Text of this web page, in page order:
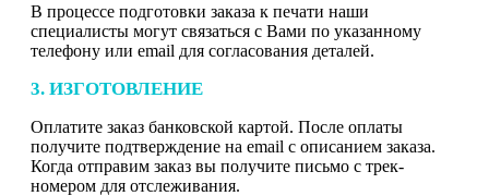
В процессе подготовки заказа к печати наши
специалисты могут связаться с Вами по указанному
телефону или email для согласования деталей.
3. ИЗГОТОВЛЕНИЕ
Оплатите заказ банковской картой. После оплаты
получите подтверждение на email с описанием заказа.
Когда отправим заказ вы получите письмо с трек-
номером для отслеживания.